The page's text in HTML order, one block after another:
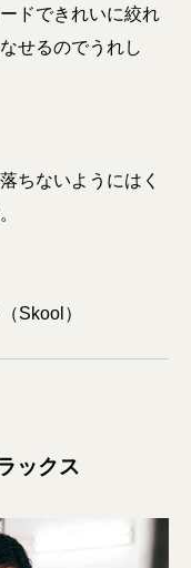
ドできれいに絞れ
せるのでうれし
ちないようにはく
Skool）
ックス